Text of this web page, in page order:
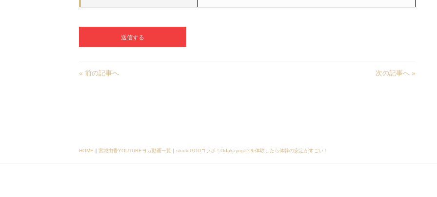
« 前の記事へ 次の記事へ »
HOME ｜ 宮城由香YOUTUBEヨガ動画一覧 ｜ studioGODコラボ！Odakayoga®を体験したら体幹の安定がすごい！